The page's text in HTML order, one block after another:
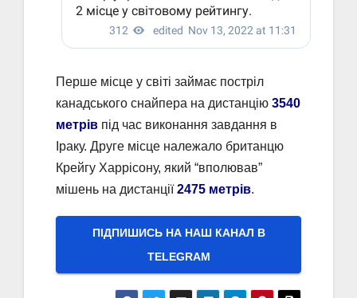
Перше місце у світі займає постріл
канадського снайпера на дистанцію 3540
метрів під час виконання завдання в
Іраку. Друге місце належало британцю
Крейгу Харрісону, який “вполював”
мішень на дистанції2475 метрів.
ПІДПИШИСЬ НА НАШ КАНАЛ В
ТELEGRAM